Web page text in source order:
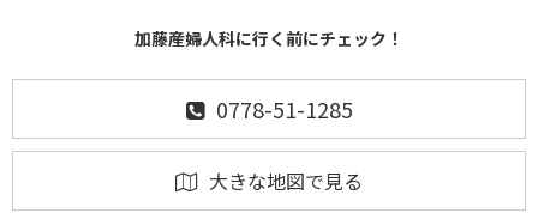
加藤産婦人科に行く前にチェック！
0778-51-1285
大きな地図で見る